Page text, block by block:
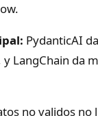
PydanticAI
LangChain da
no validos no